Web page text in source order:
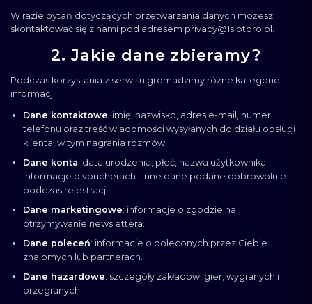
W razie pytań dotyczących przetwarzania danych możesz
skontaktować się z nami pod adresem privacy@1slotoro.pl .
2. Jakie dane zbieramy?
Podczas korzystania z serwisu gromadzimy różne kategorie
informacji:
Dane kontaktowe: imię, nazwisko, adres e-mail, numer
telefonu oraz treść wiadomości wysyłanych do działu obsługi
klienta, w tym nagrania rozmów.
Dane konta: data urodzenia, płeć, nazwa użytkownika,
informacje o voucherach i inne dane podane dobrowolnie
podczas rejestracji.
Dane marketingowe: informacje o zgodzie na
otrzymywanie newslettera.
Dane poleceń: informacje o poleconych przez Ciebie
znajomych lub partnerach.
Dane hazardowe: szczegóły zakładów, gier, wygranych i
przegranych.